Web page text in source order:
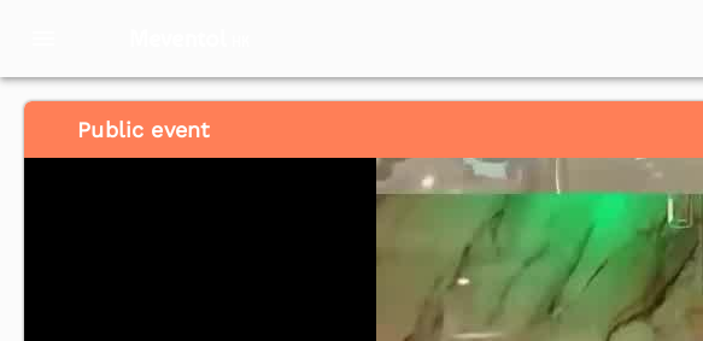
Public event